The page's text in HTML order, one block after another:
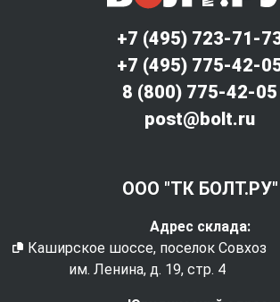
+7 (495) 723-71-
+7 (495) 775-42-
8 (800) 775-42-05
post@bolt.ru
ООО "ТК БОЛТ.РУ"
Адрес склада:
Каширское шоссе, поселок Совхоз
им. Ленина, д. 19, стр. 4